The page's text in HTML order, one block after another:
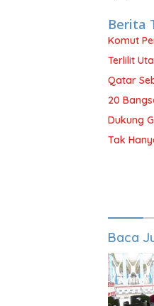
Berita
Komut
Terlilit
Qatar
20
Dukung
Tak
Baca